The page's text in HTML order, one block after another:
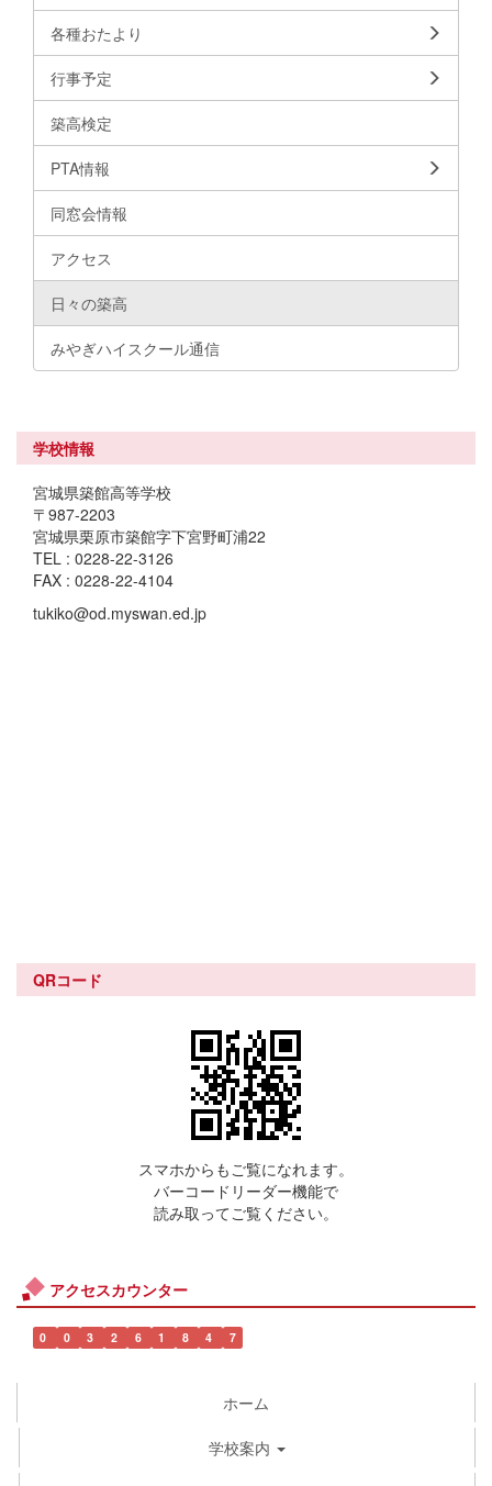
各種おたより
行事予定
築高検定
PTA情報
同窓会情報
アクセス
日々の築高
みやぎハイスクール通信
学校情報
宮城県築館高等学校
〒987-2203
宮城県栗原市築館字下宮野町浦22
TEL : 0228-22-3126
FAX : 0228-22-4104
tukiko@od.myswan.ed.jp
QRコード
スマホからもご覧になれます。
バーコードリーダー機能で
読み取ってご覧ください。
アクセスカウンター
0 0 3 2 6 1 8 4 7
ホーム
学校案内